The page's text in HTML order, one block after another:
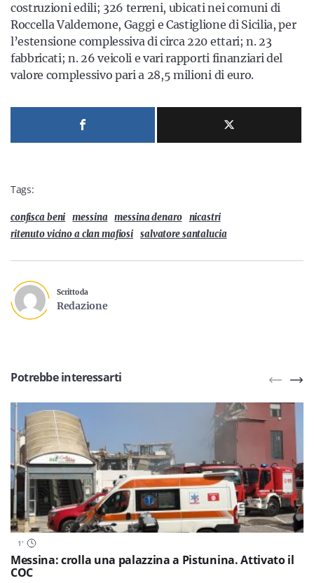
costruzioni edili; 326 terreni, ubicati nei comuni di
Roccella Valdemone, Gaggi e Castiglione di Sicilia, per
l’estensione complessiva di circa 220 ettari; n. 23
fabbricati; n. 26 veicoli e vari rapporti finanziari del
valore complessivo pari a 28,5 milioni di euro.
Tags:
confisca beni messina messina denaro
nicastri
ritenuto vicino a clan mafiosi salvatore santalucia
Scritto da
Redazione
Potrebbe interessarti
1'
Messina: crolla una palazzina a Pistunina. Attivato il
COC